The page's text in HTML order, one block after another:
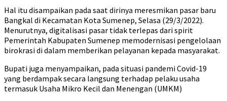
Hal itu disampaikan pada saat dirinya meresmikan pasar baru
Bangkal di Kecamatan Kota Sumenep, Selasa (29/3/2022).
Menurutnya, digitalisasi pasar tidak terlepas dari spirit
Pemerintah Kabupaten Sumenep memodernisasi pengelolaan
birokrasi di dalam memberikan pelayanan kepada masyarakat.
Bupati juga menyampaikan, pada situasi pandemi Covid-19
yang berdampak secara langsung terhadap pelaku usaha
termasuk Usaha Mikro Kecil dan Menengan (UMKM)